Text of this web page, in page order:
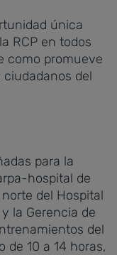
única
RCP en todos
como promueve
ciudadanos del
para la
hospital de
del Hospital
la Gerencia de
del
de 10 a 14 horas,